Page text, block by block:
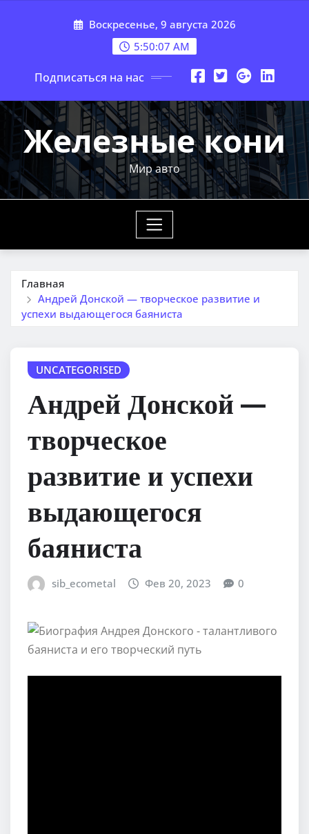
Воскресенье, 9 августа 2026
5:50:08 AM
Подписаться на нас
Железные кони
Мир авто
Главная
Андрей Донской — творческое развитие и
успехи выдающегося баяниста
UNCATEGORISED
Андрей Донской —
творческое
развитие и успехи
выдающегося
баяниста
sib_ecometal Фев 20, 2023 0